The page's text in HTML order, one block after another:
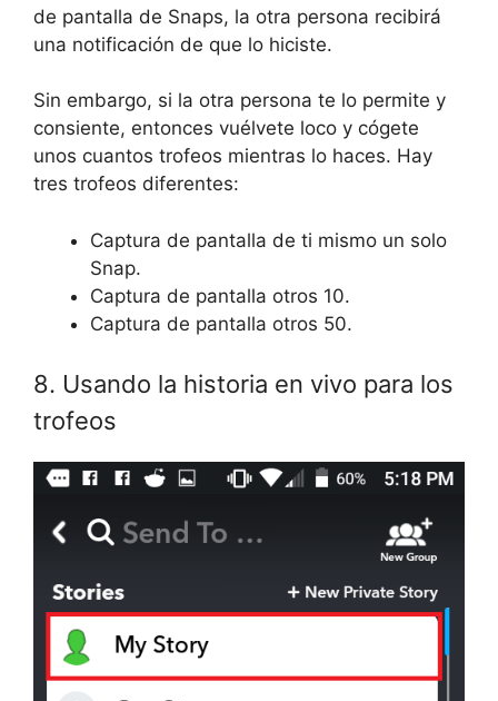
de pantalla de Snaps, la otra persona recibirá
una notificación de que lo hiciste.
Sin embargo, si la otra persona te lo permite y
consiente, entonces vuélvete loco y cógete
unos cuantos trofeos mientras lo haces. Hay
tres trofeos diferentes:
Captura de pantalla de ti mismo un solo
Snap.
Captura de pantalla otros 10.
Captura de pantalla otros 50.
8. Usando la historia en vivo para los
trofeos